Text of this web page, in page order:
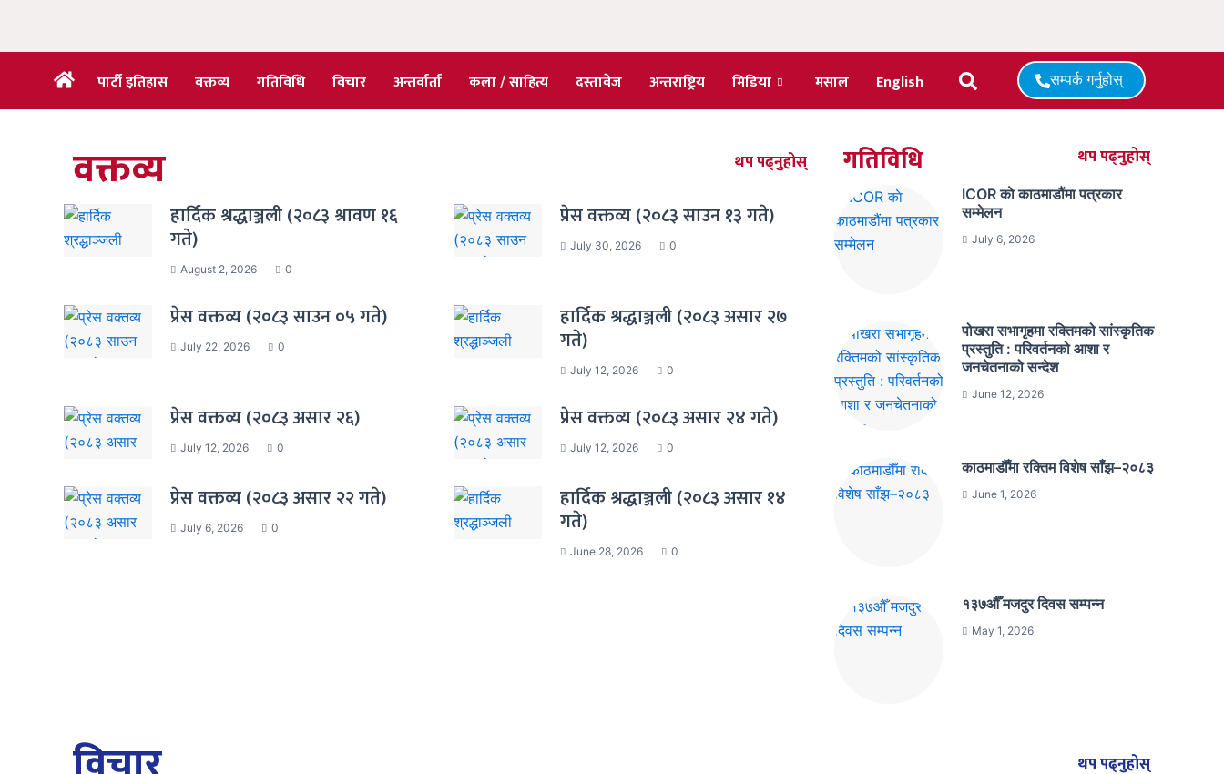
पार्टी इतिहास वक्तव्य गतिविधि विचार अन्तर्वार्ता कला / साहित्य दस्तावेज अन्तराष्ट्रिय मिडिया मसाल English सम्पर्क गर्नुहोस्
वक्तव्य थप पढ्नुहोस्
हार्दिक श्रद्धाञ्जली (२०८३ श्रावण १६
गते)
August 2, 2026 0
प्रेस वक्तव्य (२०८३ साउन १३ गते)
July 30, 2026 0
प्रेस वक्तव्य (२०८३ साउन ०५ गते)
July 22, 2026 0
हार्दिक श्रद्धाञ्जली (२०८३ असार २७
गते)
July 12, 2026 0
प्रेस वक्तव्य (२०८३ असार २६)
July 12, 2026 0
प्रेस वक्तव्य (२०८३ असार २४ गते)
July 12, 2026 0
प्रेस वक्तव्य (२०८३ असार २२ गते)
July 6, 2026 0
हार्दिक श्रद्धाञ्जली (२०८३ असार १४
गते)
June 28, 2026 0
गतिविधि थप पढ्नुहोस्
ICOR काे काठमाडौंमा पत्रकार
सम्मेलन
July 6, 2026
पोखरा सभागृहमा रक्तिमको सांस्कृतिक
प्रस्तुति : परिवर्तनको आशा र
जनचेतनाको सन्देश
June 12, 2026
काठमाडौँमा रक्तिम विशेष साँझ–२०८३
June 1, 2026
१३७औँ मजदुर दिवस सम्पन्न
May 1, 2026
थप पढ्नुहोस्